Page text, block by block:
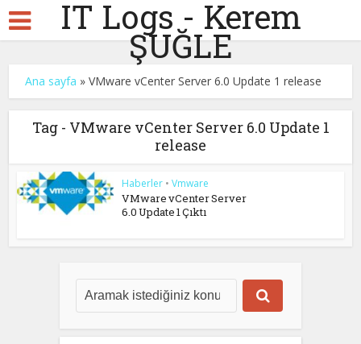
IT Logs - Kerem
ŞUĞLE
Ana sayfa »VMware vCenter Server 6.0 Update 1 release
Tag - VMware vCenter Server 6.0 Update 1
release
Haberler • Vmware
VMware vCenter Server
6.0 Update 1 Çıktı